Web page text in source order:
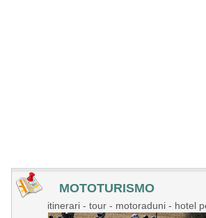
MOTOTURISMO
itinerari - tour - motoraduni - hotel